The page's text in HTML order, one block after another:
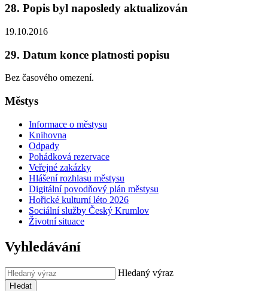
28. Popis byl naposledy aktualizován
19.10.2016
29. Datum konce platnosti popisu
Bez časového omezení.
Městys
Informace o městysu
Knihovna
Odpady
Pohádková rezervace
Veřejné zakázky
Hlášení rozhlasu městysu
Digitální povodňový plán městysu
Hořické kulturní léto 2026
Sociální služby Český Krumlov
Životní situace
Vyhledávání
Hledaný výraz
Hledat